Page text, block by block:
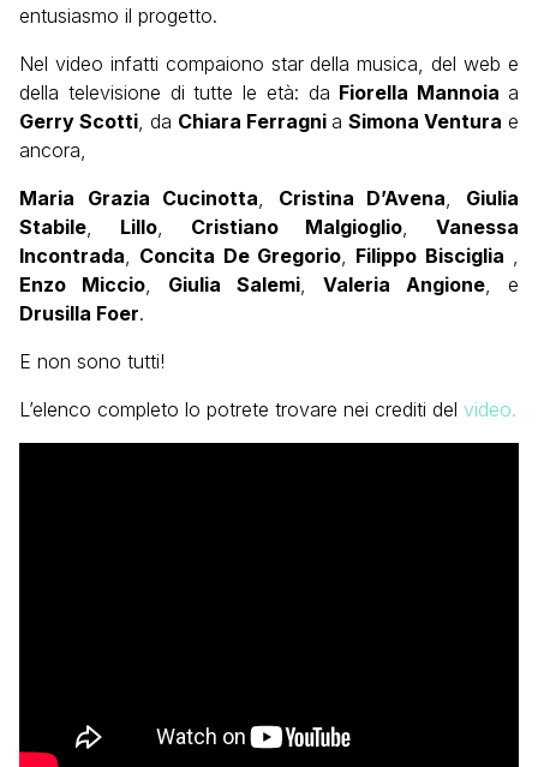
entusiasmo il progetto.
Nel video infatti compaiono star della musica, del web e
della televisione di tutte le età: da Fiorella Mannoia a
Gerry Scotti, da Chiara Ferragni a Simona Ventura e
ancora,
Maria Grazia Cucinotta, Cristina D’Avena, Giulia
Stabile, Lillo, Cristiano Malgioglio, Vanessa
Incontrada, Concita De Gregorio, Filippo Bisciglia ,
Enzo Miccio, Giulia Salemi, Valeria Angione, e
Drusilla Foer.
E non sono tutti!
L’elenco completo lo potrete trovare nei crediti del video.